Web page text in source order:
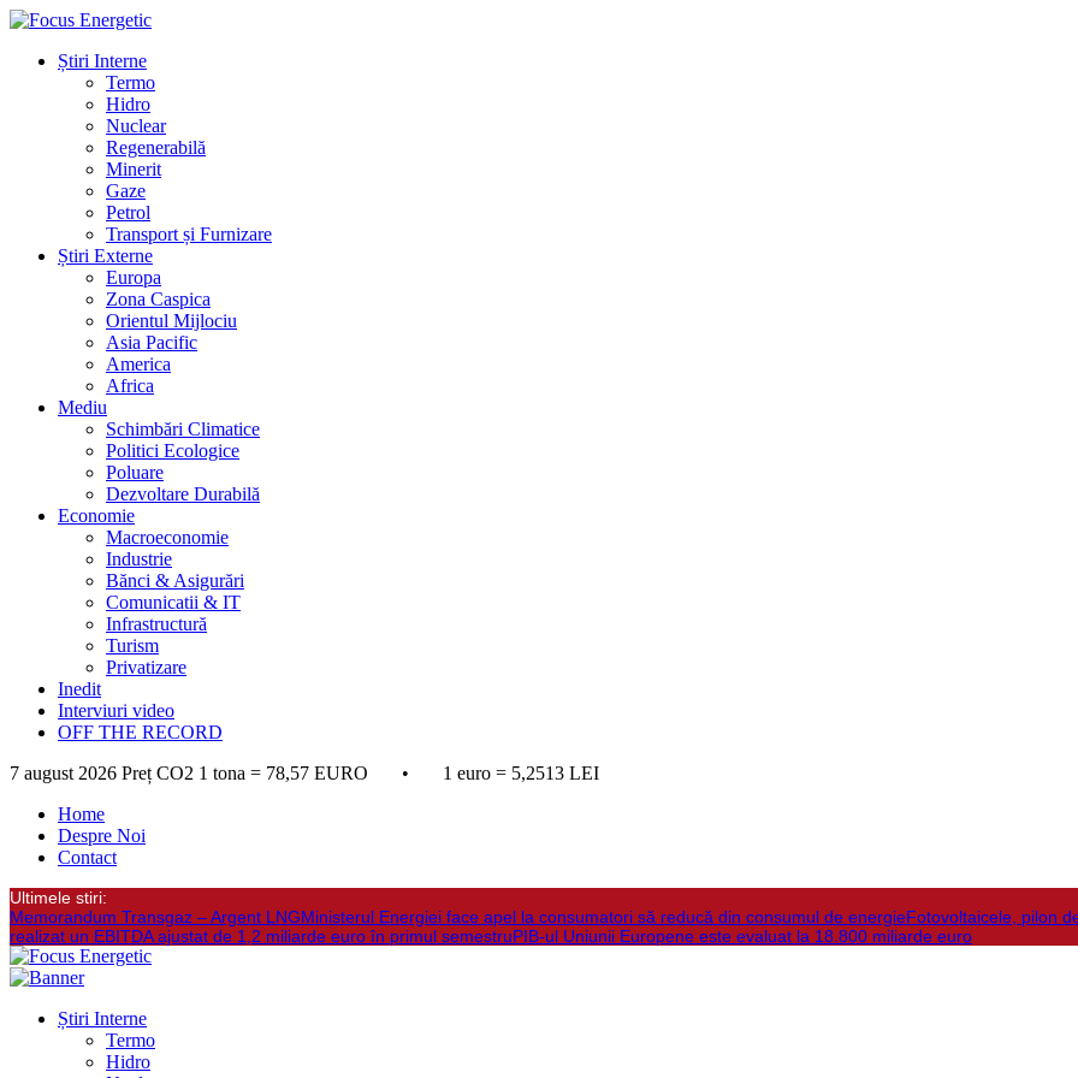
Știri Interne
Termo
Hidro
Nuclear
Regenerabilă
Minerit
Gaze
Petrol
Transport și Furnizare
Știri Externe
Europa
Zona Caspica
Orientul Mijlociu
Asia Pacific
America
Africa
Mediu
Schimbări Climatice
Politici Ecologice
Poluare
Dezvoltare Durabilă
Economie
Macroeconomie
Industrie
Bănci & Asigurări
Comunicatii & IT
Infrastructură
Turism
Privatizare
Inedit
Interviuri video
OFF THE RECORD
7 august 2026 Preț CO2 1 tona = 78,57 EURO • 1 euro = 5,2513 LEI
Home
Despre Noi
Contact
Ultimele stiri:
Memorandum Transgaz – Argent LNGMinisterul Energiei face apel la consumatori să reducă din consumul de energieFotovoltaicele, pilon
realizat un EBITDA ajustat de 1,2 miliarde euro în primul semestruPIB-ul Uniunii Europene este evaluat la 18.800 miliarde euro
Știri Interne
Termo
Hidro